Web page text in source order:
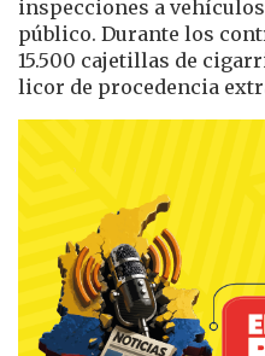
inspecciones a
público. Durante los
15.500 cajetillas de
licor de procedencia